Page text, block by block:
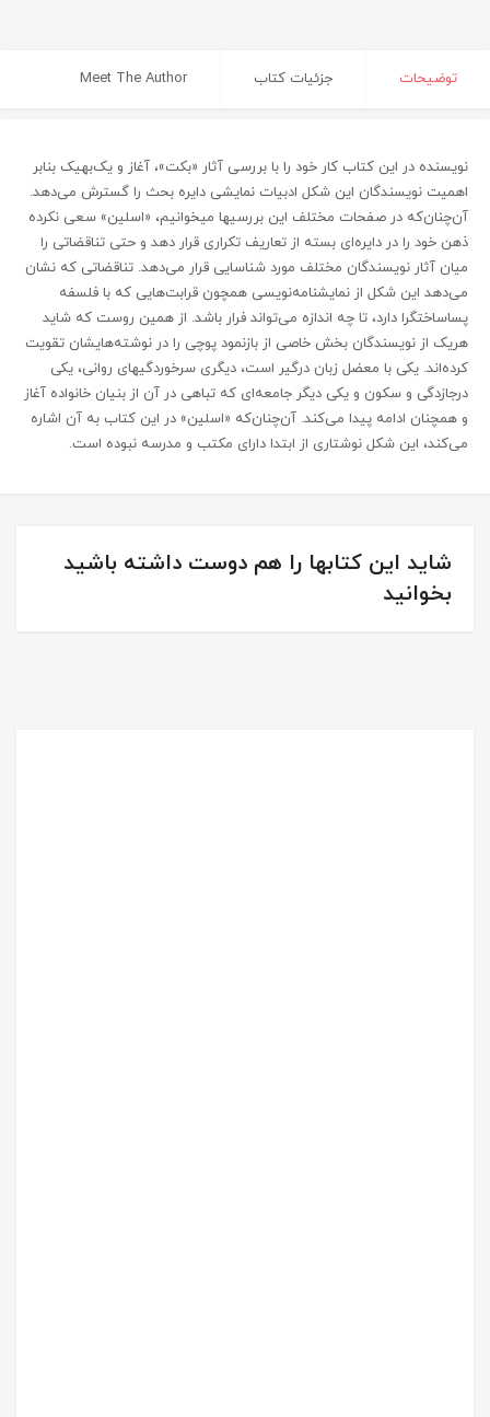
توضیحات جزئیات کتاب Meet The Author
نویسنده در این کتاب کار خود را با بررسی آثار «بکت»، آغاز و یک‌بهیک بنابر
اهمیت نویسندگان این شکل ادبیات نمایشی دایره بحث را گسترش می‌دهد.
آن‌چنان‌که در صفحات مختلف این بررسیها میخوانیم، «اسلین» سعی نکرده
ذهن خود را در دایره‌ای بسته از تعاریف تکراری قرار دهد و حتی تناقضاتی را
میان آثار نویسندگان مختلف مورد شناسایی قرار می‌دهد. تناقضاتی که نشان
می‌دهد این شکل از نمایشنامه‌نویسی همچون قرابت‌هایی که با فلسفه
پساساختگرا دارد، تا چه اندازه می‌تواند فرار باشد. از همین روست که شاید
هریک از نویسندگان بخش خاصی از بازنمود پوچی را در نوشته‌هایشان تقویت
کرده‌اند. یکی با معضل زبان درگیر است، دیگری سرخوردگیهای روانی، یکی
درجازدگی و سکون و یکی دیگر جامعه‌ای که تباهی در آن از بنیان خانواده آغاز
و همچنان ادامه پیدا می‌کند. آن‌چنان‌که «اسلین» در این کتاب به آن اشاره
می‌کند، این شکل نوشتاری از ابتدا دارای مکتب و مدرسه نبوده است.
شاید این کتابها را هم دوست داشته باشید
بخوانید